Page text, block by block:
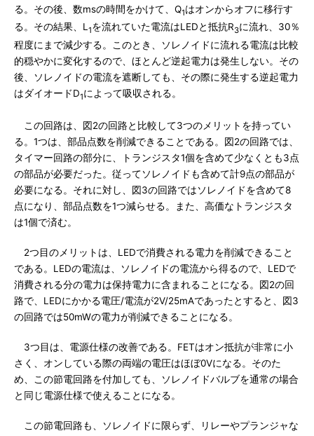
る。その後、数msの時間をかけて、Q1はオンからオフに移行す
る。その結果、L1を流れていた電流はLEDと抵抗R3に流れ、30％
程度にまで減少する。このとき、ソレノイドに流れる電流は比較
的穏やかに変化するので、ほとんど逆起電力は発生しない。その
後、ソレノイドの電流を遮断しても、その際に発生する逆起電力
はダイオードD1によって吸収される。
この回路は、図2の回路と比較して3つのメリットを持ってい
る。1つは、部品点数を削減できることである。図2の回路では、
タイマー回路の部分に、トランジスタ1個を含めて少なくとも3点
の部品が必要だった。従ってソレノイドも含めて計9点の部品が
必要になる。それに対し、図3の回路ではソレノイドを含めて8
点になり、部品点数を1つ減らせる。また、高価なトランジスタ
は1個で済む。
2つ目のメリットは、LEDで消費される電力を削減できること
である。LEDの電流は、ソレノイドの電流から得るので、LEDで
消費される分の電力は保持電力に含まれることになる。図2の回
路で、LEDにかかる電圧/電流が2V/25mAであったとすると、図3
の回路では50mWの電力が削減できることになる。
3つ目は、電源仕様の改善である。FETはオン抵抗が非常に小
さく、オンしている際の両端の電圧はほぼ0Vになる。そのた
め、この節電回路を付加しても、ソレノイドバルブを通常の場合
と同じ電源仕様で使えることになる。
この節電回路も、ソレノイドに限らず、リレーやプランジャな